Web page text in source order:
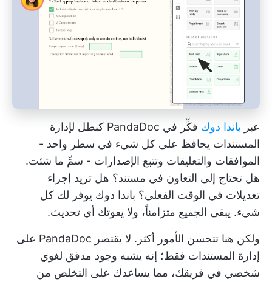
عبر باندا دوك
فكِّر في PandaDoc كبطل لإدارة
المستندات يحافظ على كل شيء في سطر واحد -
الموافقات والتعليقات وتتبع الإصدارات - سمِّ ما شئت.
هل تحتاج إلى التعاون في مستند؟ هل تريد إجراء
تعديلات في الوقت الفعلي؟ باندا دوك يوفر لك كل
شيء. يبقى الجميع متزامناً، ولا يفوتك أي تحديث.
ولكن هنا تتحسن الأمور أكثر. لا يقتصر PandaDoc على
إدارة المستندات فقط؛ إنه يشبه وجود مدقق لغوي
شخصي في فريقك، مما يساعدك على التخلص من